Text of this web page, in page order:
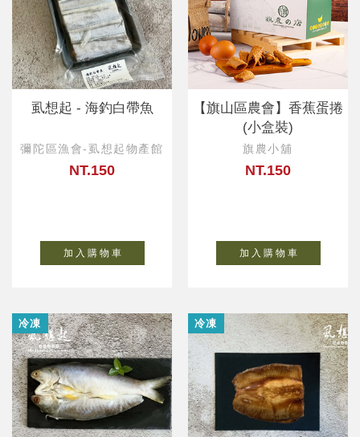
虱想起 - 海釣白帶魚
彌陀區漁會-虱想起物產館
NT.150
加 入 購 物 車
【旗山區農會】香蕉蛋捲
(小盒裝)
旗農小舖
NT.150
加 入 購 物 車
冷凍 冷凍